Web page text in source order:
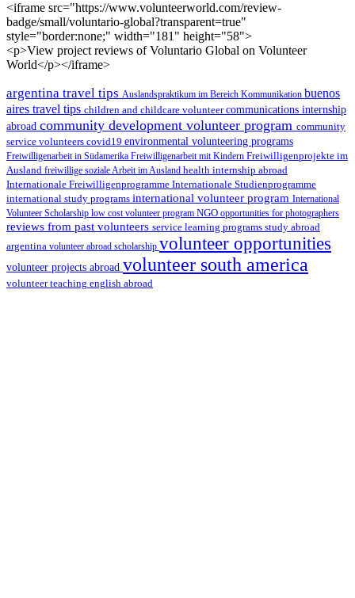
<iframe src="https://www.volunteerworld.com/review-
badge/small/voluntario-global?transparent=true"
style="border:none;" width="181" height="58">
<p>View project reviews of Voluntario Global on Volunteer
World</p></iframe>
argentina travel tips Auslandspraktikum im Bereich Kommunikation buenos
aires travel tips children and childcare volunteercommunications internship
abroad community development volunteer program community
service volunteers covid19 environmental volunteering programs
Freiwilligenarbeit in Südamerika Freiwilligenarbeit mit Kindern Freiwilligenprojekte im
Ausland freiwillige soziale Arbeit im Ausland health internship abroad
Internationale Freiwilligenprogramme Internationale Studienprogramme
international study programs international volunteer program International
Volunteer Scholarship low cost volunteer program NGO opportunities for photographers
reviews from past volunteers service learning programs study abroad
argentina volunteer abroad scholarship volunteer opportunities
volunteer projects abroad volunteer south america
volunteer teaching english abroad